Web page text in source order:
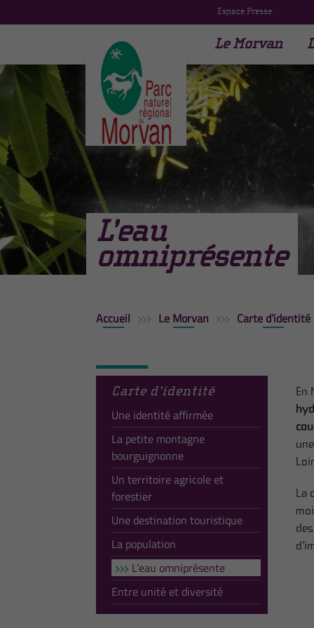
Espace Presse
Le Morvan
L’eau
omniprésente
Accueil Le Morvan Carte d’identité
Carte d’identité
Une identité affirmée
La petite montagne
bourguignonne
Un territoire agricole et
forestier
Une destination touristique
La population
L’eau omniprésente
Entre unité et diversité
En
La